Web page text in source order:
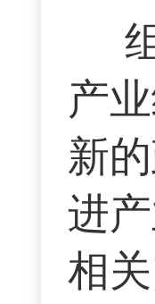
产
新
进
相